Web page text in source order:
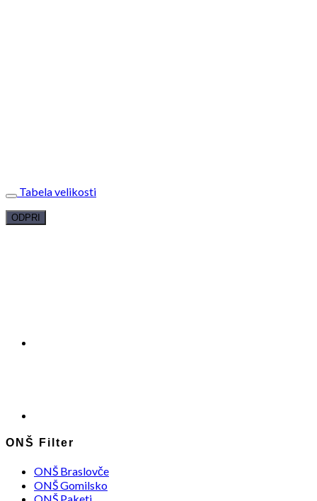
Tabela velikosti
ODPRI
ONŠ Filter
ONŠ Braslovče
ONŠ Gomilsko